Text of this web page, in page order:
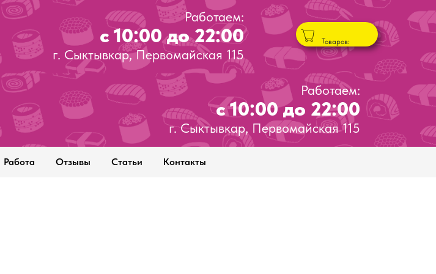
Работаем:
с 10:00 до 22:00 Товаров:
г. Сыктывкар, Первомайская 115
Работаем:
с 10:00 до 22:00
г. Сыктывкар, Первомайская 115
Работа Отзывы Статьи Контакты